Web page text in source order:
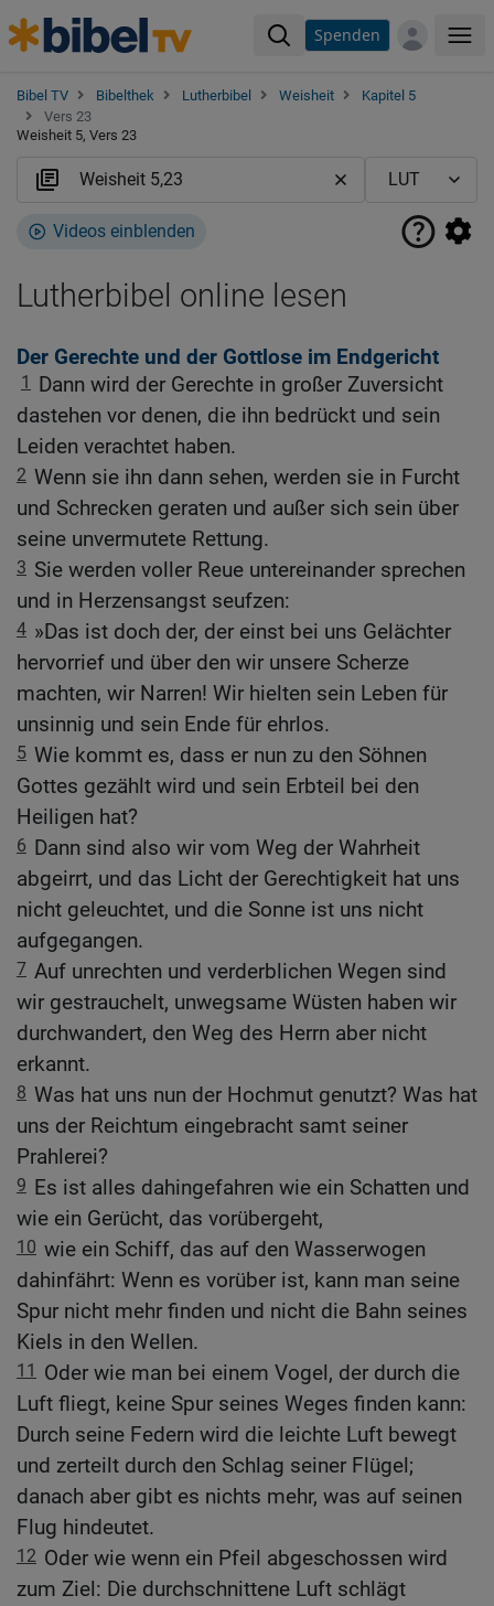
Spenden
Bibel TV Bibelthek Lutherbibel Weisheit
Kapitel 5
Vers 23
Weisheit 5, Vers 23
Videos einblenden
Lutherbibel online lesen
Der Gerechte und der Gottlose im Endgericht
1
Dann wird der Gerechte in großer Zuversicht
dastehen vor denen, die ihn bedrückt und sein
Leiden verachtet haben.
2 Wenn sie ihn dann sehen, werden sie in Furcht
und Schrecken geraten und außer sich sein über
seine unvermutete Rettung.
3 Sie werden voller Reue untereinander sprechen
und in Herzensangst seufzen:
4 »Das ist doch der, der einst bei uns Gelächter
hervorrief und über den wir unsere Scherze
machten, wir Narren! Wir hielten sein Leben für
unsinnig und sein Ende für ehrlos.
5 Wie kommt es, dass er nun zu den Söhnen
Gottes gezählt wird und sein Erbteil bei den
Heiligen hat?
6 Dann sind also wir vom Weg der Wahrheit
abgeirrt, und das Licht der Gerechtigkeit hat uns
nicht geleuchtet, und die Sonne ist uns nicht
aufgegangen.
7 Auf unrechten und verderblichen Wegen sind
wir gestrauchelt, unwegsame Wüsten haben wir
durchwandert, den Weg des Herrn aber nicht
erkannt.
8 Was hat uns nun der Hochmut genutzt? Was hat
uns der Reichtum eingebracht samt seiner
Prahlerei?
9 Es ist alles dahingefahren wie ein Schatten und
wie ein Gerücht, das vorübergeht,
10 wie ein Schiff, das auf den Wasserwogen
dahinfährt: Wenn es vorüber ist, kann man seine
Spur nicht mehr finden und nicht die Bahn seines
Kiels in den Wellen.
11
Oder wie man bei einem Vogel, der durch die
Luft fliegt, keine Spur seines Weges finden kann:
Durch seine Federn wird die leichte Luft bewegt
und zerteilt durch den Schlag seiner Flügel;
danach aber gibt es nichts mehr, was auf seinen
Flug hindeutet.
12 Oder wie wenn ein Pfeil abgeschossen wird
zum Ziel: Die durchschnittene Luft schlägt